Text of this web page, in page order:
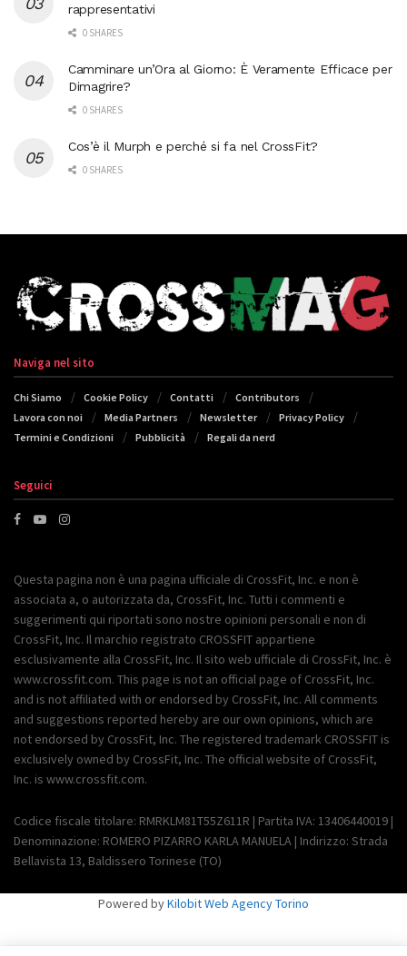
rappresentativi
0 SHARES
Camminare un’Ora al Giorno: È Veramente Efficace per
Dimagrire?
0 SHARES
Cos’è il Murph e perché si fa nel CrossFit?
0 SHARES
Naviga nel sito
Chi Siamo Cookie Policy Contatti
Contributors
Lavora con noi
Media Partners Newsletter
Privacy Policy
Termini e Condizioni
Pubblicità Regali da nerd
Seguici
Questa pagina non è una pagina ufficiale di CrossFit, Inc. e non è
associata a, o autorizzata da, CrossFit, Inc. Tutti i commenti e
suggerimenti qui riportati sono nostre opinioni personali e non di
CrossFit, Inc. Il marchio registrato CROSSFIT appartiene
esclusivamente alla CrossFit, Inc. Il sito web ufficiale di CrossFit, Inc. è
www.crossfit.com. This page is not an official page of CrossFit, Inc.
and is not affiliated with or endorsed by CrossFit, Inc. All comments
and suggestions reported hereby are our own opinions, which are
not endorsed by CrossFit, Inc. The registered trademark CROSSFIT is
exclusively owned by CrossFit, Inc. The official website of CrossFit,
Inc. is www.crossfit.com.
Codice fiscale titolare: RMRKLM81T55Z611R | Partita IVA: 13406440019 |
Denominazione: ROMERO PIZARRO KARLA MANUELA | Indirizzo: Strada
Bellavista 13, Baldissero Torinese (TO)
Powered byKilobit Web Agency Torino